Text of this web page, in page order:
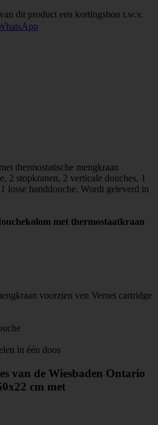
dit product een kortingsbon t.w.v.
met thermostatische mengkraan
2 stopkranen, 2 verticale douches, 1
losse handdouche. Wordt geleverd in
met thermostaatkraan
voorzien ven Vernet cartridge
in één doos
van de Wiesbaden Ontario
cm met